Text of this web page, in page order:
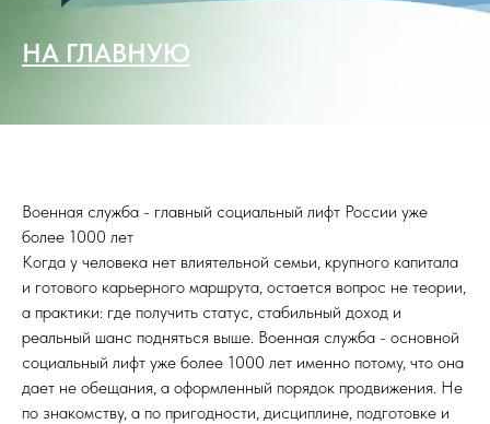
НА ГЛАВНУЮ
Военная служба - главный социальный лифт России уже
более 1000 лет
Когда у человека нет влиятельной семьи, крупного капитала
и готового карьерного маршрута, остается вопрос не теории,
а практики: где получить статус, стабильный доход и
реальный шанс подняться выше. Военная служба - основной
социальный лифт уже более 1000 лет именно потому, что она
дает не обещания, а оформленный порядок продвижения. Не
по знакомству, а по пригодности, дисциплине, подготовке и